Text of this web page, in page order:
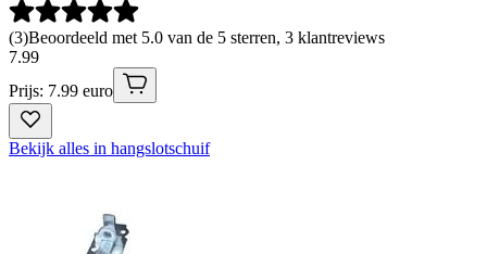
(3)Beoordeeld met 5.0 van de 5 sterren, 3 klantreviews
7.99
Prijs: 7.99 euro
Bekijk alles in hangslotschuif